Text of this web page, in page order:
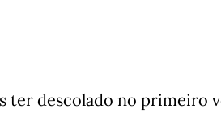
ter descolado no primeiro